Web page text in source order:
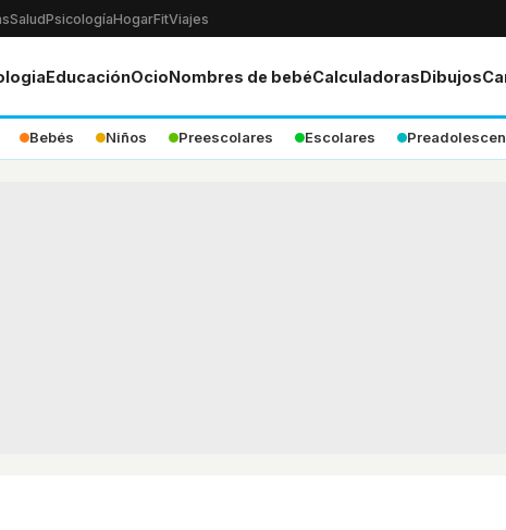
SaludPsicologíaHogarFitViajes
EducaciónOcioNombres de bebéCalculadorasDibujos
Bebés Niños Preescolares Escolares